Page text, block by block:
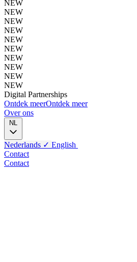
NEW
NEW
NEW
NEW
NEW
NEW
NEW
NEW
NEW
NEW
Digital Partnerships
Ontdek meerOntdek meer
Over ons
NL
Nederlands ✓ English
Contact
Contact